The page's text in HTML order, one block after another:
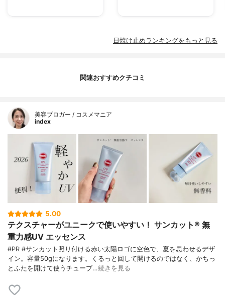
日焼け止めランキングをもっと見る
関連おすすめクチコミ
美容ブロガー / コスメマニア
index
5.00
テクスチャーがユニークで使いやすい！ サンカット® 無
重力感UV エッセンス
#PR #サンカット照り付ける赤い太陽ロゴに空色で、夏を思わせるデザ
イン。容量50gになります。くるっと回して開けるのではなく、かちっ
とふたを開けて使うチューブ…続きを見る